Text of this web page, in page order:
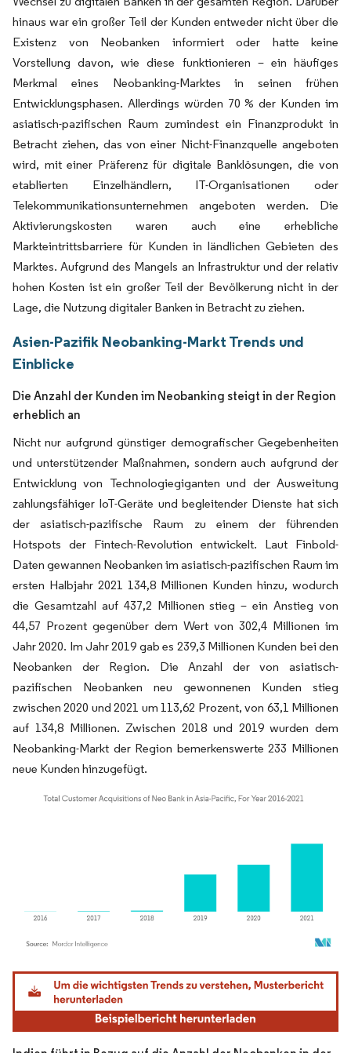
hinaus war ein großer Teil der Kunden entweder nicht über die
Existenz von Neobanken informiert oder hatte keine
Vorstellung davon, wie diese funktionieren – ein häufiges
Merkmal eines Neobanking-Marktes in seinen frühen
Entwicklungsphasen. Allerdings würden 70 % der Kunden im
asiatisch-pazifischen Raum zumindest ein Finanzprodukt in
Betracht ziehen, das von einer Nicht-Finanzquelle angeboten
wird, mit einer Präferenz für digitale Banklösungen, die von
etablierten Einzelhändlern, IT-Organisationen oder
Telekommunikationsunternehmen angeboten werden. Die
Aktivierungskosten waren auch eine erhebliche
Markteintrittsbarriere für Kunden in ländlichen Gebieten des
Marktes. Aufgrund des Mangels an Infrastruktur und der relativ
hohen Kosten ist ein großer Teil der Bevölkerung nicht in der
Lage, die Nutzung digitaler Banken in Betracht zu ziehen.
Asien-Pazifik Neobanking-Markt Trends und
Einblicke
Die Anzahl der Kunden im Neobanking steigt in der Region
erheblich an
Nicht nur aufgrund günstiger demografischer Gegebenheiten
und unterstützender Maßnahmen, sondern auch aufgrund der
Entwicklung von Technologiegiganten und der Ausweitung
zahlungsfähiger IoT-Geräte und begleitender Dienste hat sich
der asiatisch-pazifische Raum zu einem der führenden
Hotspots der Fintech-Revolution entwickelt. Laut Finbold-
Daten gewannen Neobanken im asiatisch-pazifischen Raum im
ersten Halbjahr 2021 134,8 Millionen Kunden hinzu, wodurch
die Gesamtzahl auf 437,2 Millionen stieg – ein Anstieg von
44,57 Prozent gegenüber dem Wert von 302,4 Millionen im
Jahr 2020. Im Jahr 2019 gab es 239,3 Millionen Kunden bei den
Neobanken der Region. Die Anzahl der von asiatisch-
pazifischen Neobanken neu gewonnenen Kunden stieg
zwischen 2020 und 2021 um 113,62 Prozent, von 63,1 Millionen
auf 134,8 Millionen. Zwischen 2018 und 2019 wurden dem
Neobanking-Markt der Region bemerkenswerte 233 Millionen
neue Kunden hinzugefügt.
Bild © Mordor Intelligence. Wiederverwendung erfordert Namensnennung gemäß